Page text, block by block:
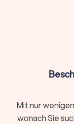
Für die
zahlreiche
richtige ist, zeigt
und der
guten
Kredite optimal
Mit nur
wonach Sie